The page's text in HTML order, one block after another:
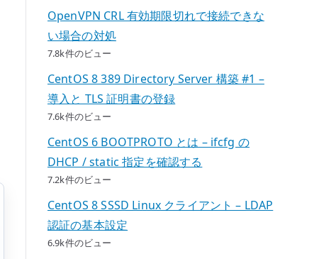
OpenVPN CRL 有効期限切れで接続できな
い場合の対処
7.8k件のビュー
CentOS 8 389 Directory Server 構築 #1 –
導入と TLS 証明書の登録
7.6k件のビュー
CentOS 6 BOOTPROTO とは – ifcfg の
DHCP / static 指定を確認する
7.2k件のビュー
CentOS 8 SSSD Linux クライアント – LDAP
認証の基本設定
6.9k件のビュー